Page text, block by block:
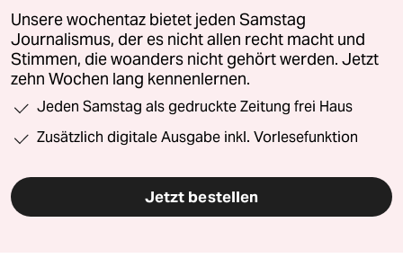
Unsere wochentaz bietet jeden Samstag
Journalismus, der es nicht allen recht macht und
Stimmen, die woanders nicht gehört werden. Jetzt
zehn Wochen lang kennenlernen.
Jeden Samstag als gedruckte Zeitung frei Haus
Zusätzlich digitale Ausgabe inkl. Vorlesefunktion
Jetzt bestellen